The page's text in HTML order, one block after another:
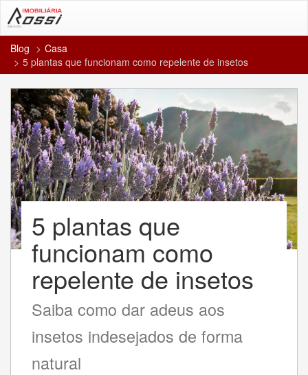
Blog
Casa
5 plantas que funcionam como repelente de insetos
5 plantas que
funcionam como
repelente de insetos
Saiba como dar adeus aos
insetos indesejados de forma
natural